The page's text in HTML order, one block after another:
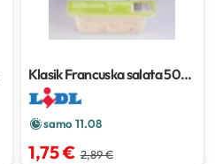
Klasik Francuska salata500
g
samo 11.08
1,75 € 2,89 €